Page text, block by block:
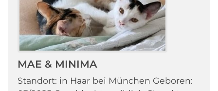
MAE & MINIMA
Standort: in Haar bei München Geboren: